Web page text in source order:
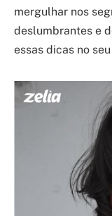
mergulhar nos
deslumbrantes e
essas dicas no